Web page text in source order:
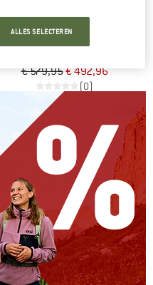
ROBENS
€ 579,95€ 492,96
(0)
ALLES SELECTEREN